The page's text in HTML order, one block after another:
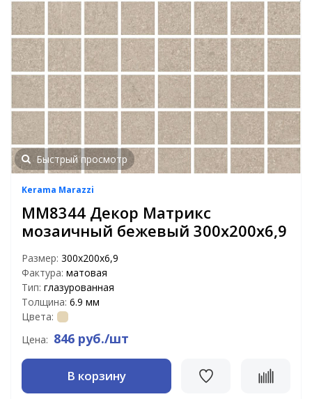
Быстрый просмотр
Kerama Marazzi
MM8344 Декор Матрикс
мозаичный бежевый 300х200х6,9
Размер: 300х200х6,9
Фактура: матовая
Тип: глазурованная
Толщина: 6.9 мм
Цвета:
Цена: 846 руб./шт
В корзину